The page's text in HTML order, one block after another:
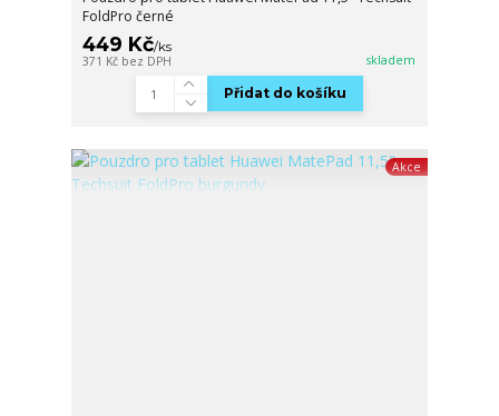
FoldPro černé
449 Kč/ks
371 Kč bez DPH skladem
Přidat do košíku
Akce